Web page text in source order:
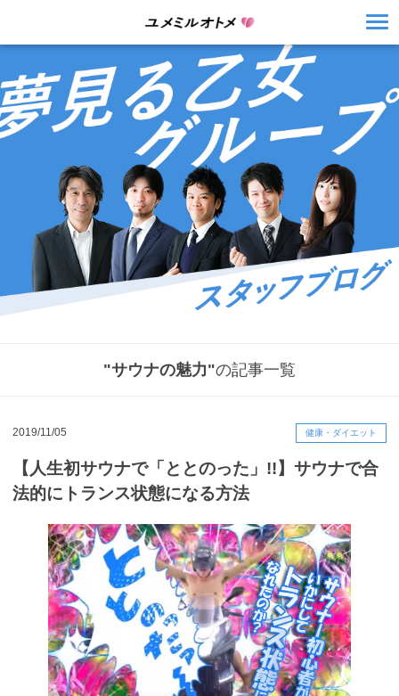
"サウナの魅力"の記事一覧
2019/11/05 健康・ダイエット
【人生初サウナで「ととのった」!!】サウナで合
法的にトランス状態になる方法